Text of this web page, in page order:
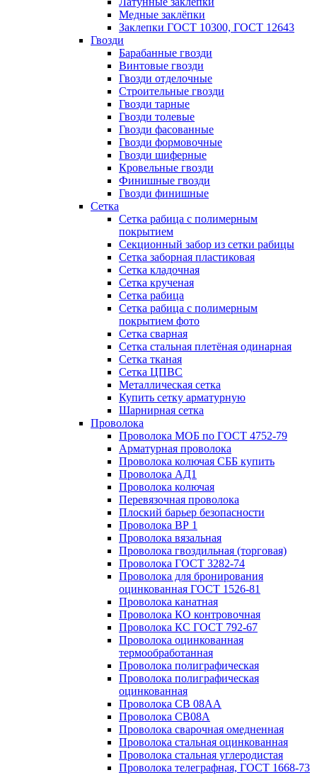
Медные заклёпки
Заклепки ГОСТ 10300, ГОСТ 12643
Гвозди
Барабанные гвозди
Винтовые гвозди
Гвозди отделочные
Строительные гвозди
Гвозди тарные
Гвозди толевые
Гвозди фасованные
Гвозди формовочные
Гвозди шиферные
Кровельные гвозди
Финишные гвозди
Гвозди финишные
Сетка
Сетка рабица с полимерным
покрытием
Секционный забор из сетки рабицы
Сетка заборная пластиковая
Сетка кладочная
Сетка крученая
Сетка рабица
Сетка рабица с полимерным
покрытием фото
Сетка сварная
Сетка стальная плетёная одинарная
Сетка тканая
Сетка ЦПВС
Металлическая сетка
Купить сетку арматурную
Шарнирная сетка
Проволока
Проволока МОБ по ГОСТ 4752-79
Арматурная проволока
Проволока колючая СББ купить
Проволока АД1
Проволока колючая
Перевязочная проволока
Плоский барьер безопасности
Проволока ВР 1
Проволока вязальная
Проволока гвоздильная (торговая)
Проволока ГОСТ 3282-74
Проволока для бронирования
оцинкованная ГОСТ 1526-81
Проволока канатная
Проволока КО контровочная
Проволока КС ГОСТ 792-67
Проволока оцинкованная
термообработанная
Проволока полиграфическая
Проволока полиграфическая
оцинкованная
Проволока СВ 08АА
Проволока СВ08А
Проволока сварочная омедненная
Проволока стальная оцинкованная
Проволока стальная углеродистая
Проволока телеграфная, ГОСТ 1668-73